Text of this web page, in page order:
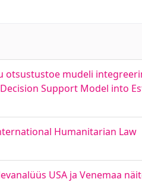
mudeli
Support Model into
Humanitarian Law
USA ja Venemaa